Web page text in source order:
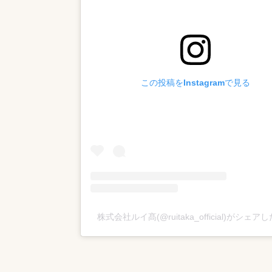
この投稿をInstagramで見る
株式会社ルイ髙(@ruitaka_official)がシェアし